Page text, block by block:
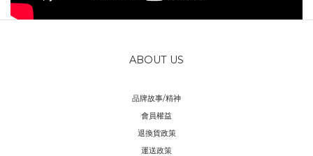
ABOUT US
品牌故事/精神
會員權益
退換貨政策
運送政策